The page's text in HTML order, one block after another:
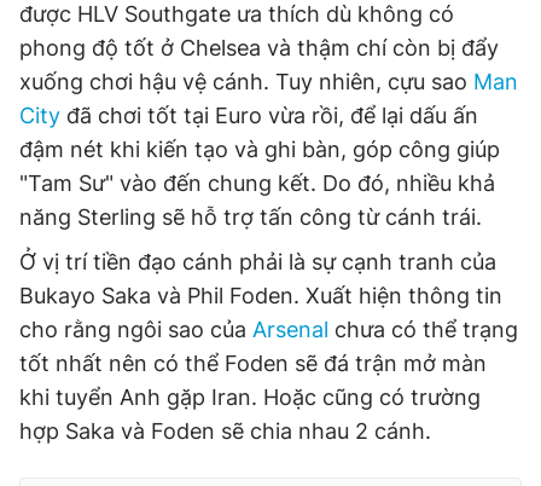
được HLV Southgate ưa thích dù không có
phong độ tốt ở Chelsea và thậm chí còn bị đẩy
xuống chơi hậu vệ cánh. Tuy nhiên, cựu sao Man
City đã chơi tốt tại Euro vừa rồi, để lại dấu ấn
đậm nét khi kiến ​​​​tạo và ghi bàn, góp công giúp
"Tam Sư" vào đến chung kết. Do đó, nhiều khả
năng Sterling sẽ hỗ trợ tấn công từ cánh trái.
Ở vị trí tiền đạo cánh phải là sự cạnh tranh của
Bukayo Saka và Phil Foden. Xuất hiện thông tin
cho rằng ngôi sao của Arsenal chưa có thể trạng
tốt nhất nên có thể Foden sẽ đá trận mở màn
khi tuyển Anh gặp Iran. Hoặc cũng có trường
hợp Saka và Foden sẽ chia nhau 2 cánh.